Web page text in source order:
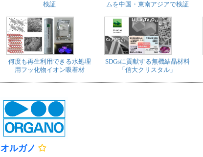
検証
ムを中国・東南アジアで検証
何度も再生利用できる水処理
用フッ化物イオン吸着材
SDGsに貢献する無機結晶材料
「信大クリスタル」
オルガノ